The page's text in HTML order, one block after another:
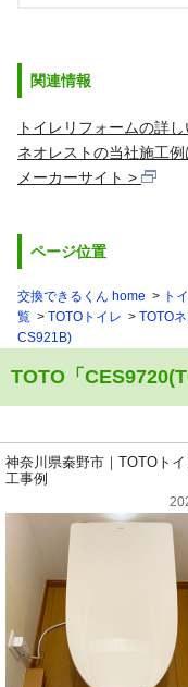
関連情報
トイレリフォームの詳
ネオレストの当社施工例
メーカーサイト
ページ位置
交換できるくん home ト
覧
TOTOトイレ TOTO
CS921B)
TOTO「
神奈川県秦野市｜TOTOト
工事例